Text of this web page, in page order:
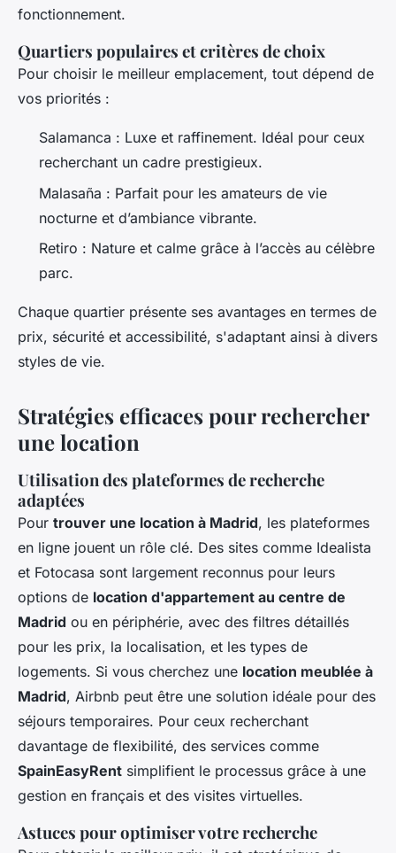
fonctionnement.
Quartiers populaires et critères de choix
Pour choisir le meilleur emplacement, tout dépend de
vos priorités :
Salamanca : Luxe et raffinement. Idéal pour ceux
recherchant un cadre prestigieux.
Malasaña : Parfait pour les amateurs de vie
nocturne et d’ambiance vibrante.
Retiro : Nature et calme grâce à l’accès au célèbre
parc.
Chaque quartier présente ses avantages en termes de
prix, sécurité et accessibilité, s'adaptant ainsi à divers
styles de vie.
Stratégies efficaces pour rechercher
une location
Utilisation des plateformes de recherche
adaptées
Pour trouver une location à Madrid, les plateformes
en ligne jouent un rôle clé. Des sites comme Idealista
et Fotocasa sont largement reconnus pour leurs
options de location d'appartement au centre de
Madrid ou en périphérie, avec des filtres détaillés
pour les prix, la localisation, et les types de
logements. Si vous cherchez une location meublée à
Madrid, Airbnb peut être une solution idéale pour des
séjours temporaires. Pour ceux recherchant
davantage de flexibilité, des services comme
SpainEasyRent simplifient le processus grâce à une
gestion en français et des visites virtuelles.
Astuces pour optimiser votre recherche